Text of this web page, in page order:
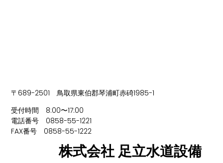
株式会社 足立水道設備
〒689-2501 鳥取県東伯郡琴浦町赤碕1985-1
受付時間 8:00〜17:00
電話番号 0858-55-1221
FAX番号 0858-55-1222